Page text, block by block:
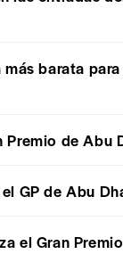
barata
Premio de Abu
GP de Abu
el Gran